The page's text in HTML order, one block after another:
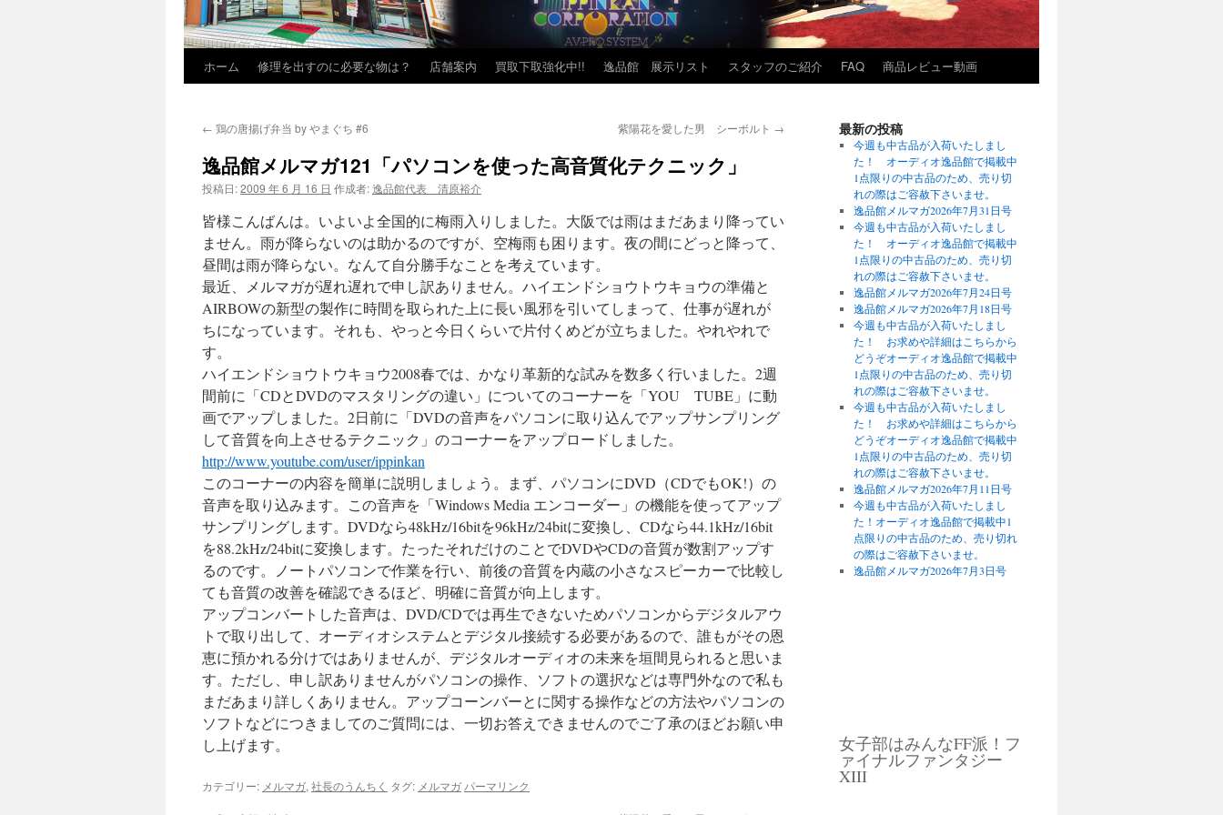
ホーム 修理を出すのに必要な物は？ 店舗案内 買取下取強化中!! 逸品館 展示リスト スタッフのご紹介 FAQ 商品レビュー動画
← 鶏の唐揚げ弁当 by やまぐち #6 紫陽花を愛した男 シーボルト →
逸品館メルマガ121「パソコンを使った高音質化テクニック」
投稿日:2009 年 6 月 16 日 作成者:逸品館代表 清原裕介
皆様こんばんは。いよいよ全国的に梅雨入りしました。大阪では雨はまだあまり降ってい
ません。雨が降らないのは助かるのですが、空梅雨も困ります。夜の間にどっと降って、
昼間は雨が降らない。なんて自分勝手なことを考えています。
最近、メルマガが遅れ遅れで申し訳ありません。ハイエンドショウトウキョウの準備と
AIRBOWの新型の製作に時間を取られた上に長い風邪を引いてしまって、仕事が遅れが
ちになっています。それも、やっと今日くらいで片付くめどが立ちました。やれやれで
す。
ハイエンドショウトウキョウ2008春では、かなり革新的な試みを数多く行いました。2週
間前に「CDとDVDのマスタリングの違い」についてのコーナーを「YOU TUBE」に動
画でアップしました。2日前に「DVDの音声をパソコンに取り込んでアップサンプリング
して音質を向上させるテクニック」のコーナーをアップロードしました。
http://www.youtube.com/user/ippinkan
このコーナーの内容を簡単に説明しましょう。まず、パソコンにDVD（CDでもOK!）の
音声を取り込みます。この音声を「Windows Media エンコーダー」の機能を使ってアップ
サンプリングします。DVDなら48kHz/16bitを96kHz/24bitに変換し、CDなら44.1kHz/16bit
を88.2kHz/24bitに変換します。たったそれだけのことでDVDやCDの音質が数割アップす
るのです。ノートパソコンで作業を行い、前後の音質を内蔵の小さなスピーカーで比較し
ても音質の改善を確認できるほど、明確に音質が向上します。
アップコンバートした音声は、DVD/CDでは再生できないためパソコンからデジタルアウ
トで取り出して、オーディオシステムとデジタル接続する必要があるので、誰もがその恩
恵に預かれる分けではありませんが、デジタルオーディオの未来を垣間見られると思いま
す。ただし、申し訳ありませんがパソコンの操作、ソフトの選択などは専門外なので私も
まだあまり詳しくありません。アップコーンバーとに関する操作などの方法やパソコンの
ソフトなどにつきましてのご質問には、一切お答えできませんのでご了承のほどお願い申
し上げます。
カテゴリー: メルマガ, 社長のうんちく タグ: メルマガ パーマリンク
最新の投稿
今週も中古品が入荷いたしまし
た！ オーディオ逸品館で掲載中
1点限りの中古品のため、売り切
れの際はご容赦下さいませ。
逸品館メルマガ2026年7月31日号
今週も中古品が入荷いたしまし
た！ オーディオ逸品館で掲載中
1点限りの中古品のため、売り切
れの際はご容赦下さいませ。
逸品館メルマガ2026年7月24日号
逸品館メルマガ2026年7月18日号
今週も中古品が入荷いたしまし
た！ お求めや詳細はこちらから
どうぞオーディオ逸品館で掲載中
1点限りの中古品のため、売り切
れの際はご容赦下さいませ。
今週も中古品が入荷いたしまし
た！ お求めや詳細はこちらから
どうぞオーディオ逸品館で掲載中
1点限りの中古品のため、売り切
れの際はご容赦下さいませ。
逸品館メルマガ2026年7月11日号
今週も中古品が入荷いたしまし
た！オーディオ逸品館で掲載中1
点限りの中古品のため、売り切れ
の際はご容赦下さいませ。
逸品館メルマガ2026年7月3日号
女子部はみんなFF派！フ
ァイナルファンタジー
XIII